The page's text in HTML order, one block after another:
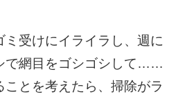
ミ受けにイライラし、週に
で網目をゴシゴシして……
とを考えたら、掃除がラ